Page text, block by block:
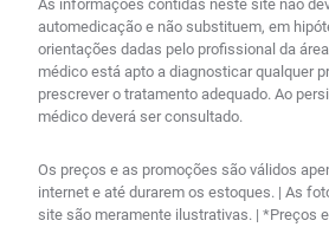
As informações contidas neste site não
automedicação e não substituem, em
orientações dadas pelo profissional da
médico está apto a diagnosticar qualquer
prescrever o tratamento adequado. Ao
médico deverá ser consultado.
Os preços e as promoções são válidos
internet e até durarem os estoques. | As
site são meramente ilustrativas. | *Preços